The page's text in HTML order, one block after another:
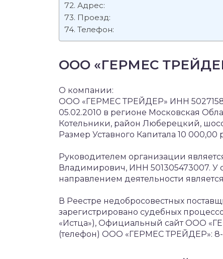
Адрес:
Проезд:
Телефон:
ООО «ГЕРМЕС
О компании:
ООО «ГЕРМЕС ТРЕЙДЕР» ИНН
05.02.2010 в регионе Московская
Котельники, район Люберецкий,
Размер Уставного Капитала 10 000,00
Руководителем организации
Владимирович, ИНН 501305473007. У
направлением деятельности является
В Реестре недобросовестных
зарегистрировано судебных
«Истца»), Официальный сайт ООО
(телефон) ООО «ГЕРМЕС ТРЕЙДЕР»: 8-